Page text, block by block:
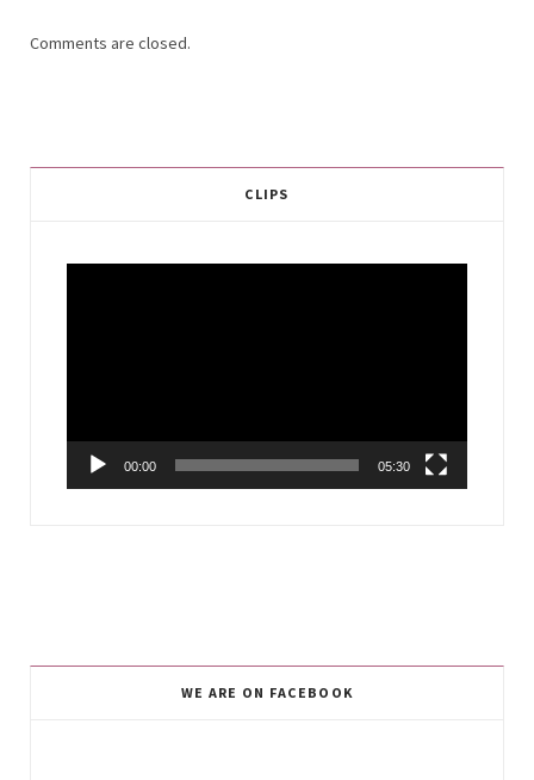
Comments are closed.
CLIPS
00:00 05:30
WE ARE ON FACEBOOK